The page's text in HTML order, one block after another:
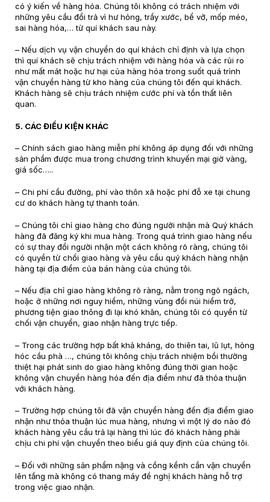
có ý kiến về hàng hóa. Chúng tôi không có trách nhiệm với
những yêu cầu đổi trả vì hư hỏng, trầy xước, bể vỡ, mốp méo,
sai hàng hóa,… từ quí khách sau này.
– Nếu dịch vụ vận chuyển do quí khách chỉ định và lựa chọn
thì quí khách sẽ chịu trách nhiệm với hàng hóa và các rủi ro
như mất mát hoặc hư hại của hàng hóa trong suốt quá trình
vận chuyển hàng từ kho hàng của chúng tôi đến quí khách.
Khách hàng sẽ chịu trách nhiệm cước phí và tổn thất liên
quan.
5. CÁC ĐIỀU KIỆN KHÁC
– Chính sách giao hàng miễn phí không áp dụng đối với những
sản phẩm được mua trong chương trình khuyến mại giờ vàng,
giá sốc…..
– Chi phí cầu đường, phí vào thôn xã hoặc phí đỗ xe tại chung
cư do khách hàng tự thanh toán.
– Chúng tôi chỉ giao hàng cho đúng người nhận mà Quý khách
hàng đã đăng ký khi mua hàng. Trong quá trình giao hàng nếu
có sự thay đổi người nhận một cách không rõ ràng, chúng tôi
có quyền từ chối giao hàng và yêu cầu quý khách hàng nhận
hàng tại địa điểm của bán hàng của chúng tôi.
– Nếu địa chỉ giao hàng không rõ ràng, nằm trong ngõ ngách,
hoặc ở những nơi nguy hiểm, những vùng đồi núi hiểm trở,
phương tiện giao thông đi lại khó khăn, chúng tôi có quyền từ
chối vận chuyển, giao nhận hàng trực tiếp.
– Trong các trường hợp bất khả kháng, do thiên tai, lũ lụt, hỏng
hóc cầu phà …, chúng tôi không chịu trách nhiệm bồi thường
thiệt hại phát sinh do giao hàng không đúng thời gian hoặc
không vận chuyển hàng hóa đến địa điểm như đã thỏa thuận
với khách hàng.
– Trường hợp chúng tôi đã vận chuyển hàng đến địa điểm giao
nhận như thỏa thuận lúc mua hàng, nhưng vì một lý do nào đó
khách hàng yêu cầu trả lại hàng thì lúc đó khách hàng phải
chịu chi phí vận chuyển theo biểu giá quy định của chúng tôi.
– Đối với những sản phẩm nặng và cồng kềnh cần vận chuyển
lên tầng mà không có thang máy đề nghị khách hàng hỗ trợ
trong việc giao nhận.